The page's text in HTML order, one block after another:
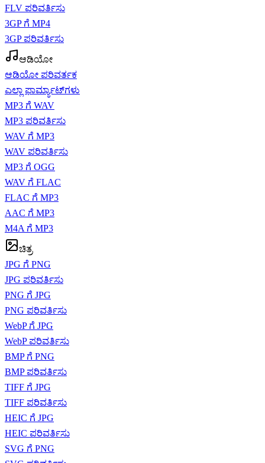
FLV ಪರಿವರ್ತಿಸು
3GP ಗೆ MP4
3GP ಪರಿವರ್ತಿಸು
ಆಡಿಯೋ
ಆಡಿಯೋ ಪರಿವರ್ತಕ
ಎಲ್ಲಾ ಫಾರ್ಮ್ಯಾಟ್‌ಗಳು
MP3 ಗೆ WAV
MP3 ಪರಿವರ್ತಿಸು
WAV ಗೆ MP3
WAV ಪರಿವರ್ತಿಸು
MP3 ಗೆ OGG
WAV ಗೆ FLAC
FLAC ಗೆ MP3
AAC ಗೆ MP3
M4A ಗೆ MP3
ಚಿತ್ರ
JPG ಗೆ PNG
JPG ಪರಿವರ್ತಿಸು
PNG ಗೆ JPG
PNG ಪರಿವರ್ತಿಸು
WebP ಗೆ JPG
WebP ಪರಿವರ್ತಿಸು
BMP ಗೆ PNG
BMP ಪರಿವರ್ತಿಸು
TIFF ಗೆ JPG
TIFF ಪರಿವರ್ತಿಸು
HEIC ಗೆ JPG
HEIC ಪರಿವರ್ತಿಸು
SVG ಗೆ PNG